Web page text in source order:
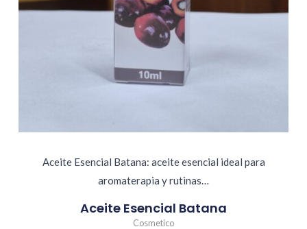
Aceite Esencial Batana: aceite esencial ideal para
aromaterapia y rutinas…
Aceite Esencial Batana
Cosmetico